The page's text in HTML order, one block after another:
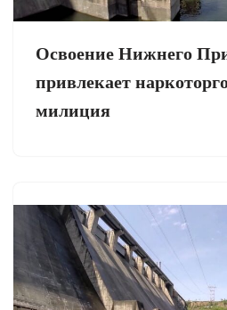
Освоение Нижнего
привлекает
милиция